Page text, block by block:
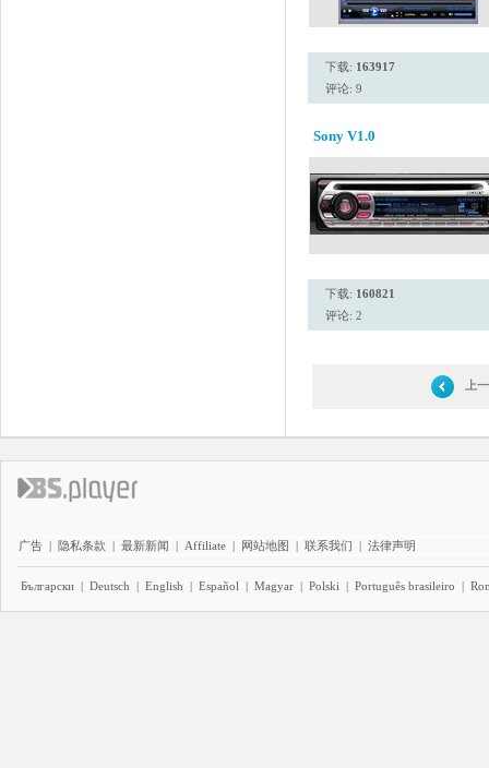
下载: 163917
评论: 9
Sony V1.0
下载: 160821
评论: 2
上
广告 | 隐私条款 | 最新新闻 | Affiliate | 网站地图 | 联系我们 | 法律声明
Български | Deutsch | English | Español | Magyar | Polski | Português brasileiro |